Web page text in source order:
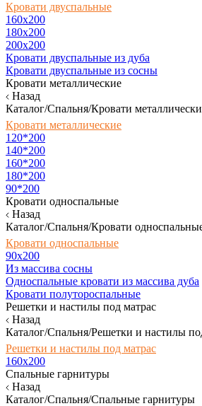
Кровати двуспальные
160х200
180x200
200x200
Кровати двуспальные из дуба
Кровати двуспальные из сосны
Кровати металлические
Назад
Каталог/Спальня/Кровати
Кровати металлические
120*200
140*200
160*200
180*200
90*200
Кровати односпальные
Назад
Каталог/Спальня/Кровати
Кровати односпальные
90х200
Из массива сосны
Односпальные кровати из массива дуба
Кровати полутороспальные
Решетки и настилы под матрас
Назад
Каталог/Спальня/Решетки и настилы
Решетки и настилы под матрас
160х200
Спальные гарнитуры
Назад
Каталог/Спальня/Спальные гарнитуры